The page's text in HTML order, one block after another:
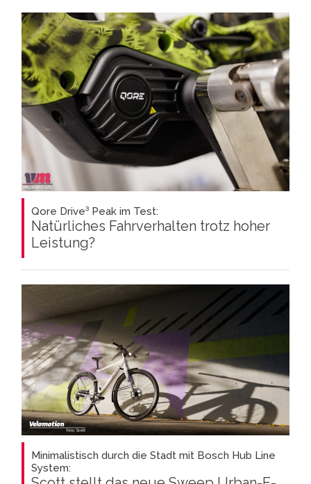
Qore Drive³ Peak im Test:
Natürliches Fahrverhalten trotz hoher
Leistung?
Minimalistisch durch die Stadt mit Bosch Hub Line
System: